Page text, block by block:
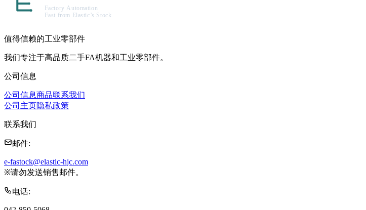
值得信赖的工业零部件
我们专注于高品质二手FA机器和工业零部件。
公司信息
公司信息商品联系我们
公司主页隐私政策
联系我们
邮件:
e-fastock@elastic-hjc.com
※请勿发送销售邮件。
电话: